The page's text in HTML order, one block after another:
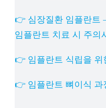
👉 심장질환 임플란트
임플란트 치료 시 주의
👉 임플란트 식립을 위
👉 임플란트 뼈이식 과